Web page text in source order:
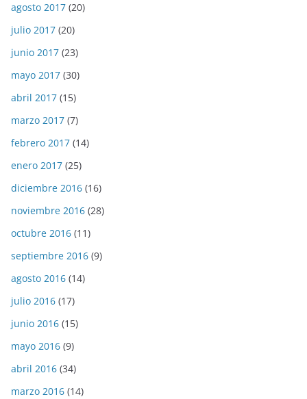
agosto 2017 (20)
julio 2017 (20)
junio 2017 (23)
mayo 2017 (30)
abril 2017 (15)
marzo 2017 (7)
febrero 2017 (14)
enero 2017 (25)
diciembre 2016 (16)
noviembre 2016 (28)
octubre 2016 (11)
septiembre 2016 (9)
agosto 2016 (14)
julio 2016 (17)
junio 2016 (15)
mayo 2016 (9)
abril 2016 (34)
marzo 2016 (14)